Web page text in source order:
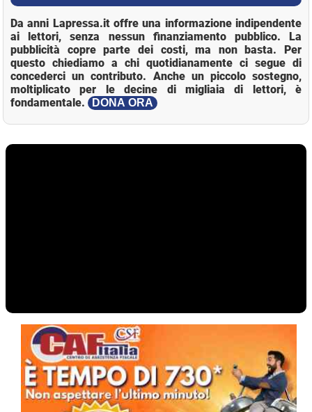
Da anni Lapressa.it offre una informazione indipendente
ai lettori, senza nessun finanziamento pubblico. La
pubblicità copre parte dei costi, ma non basta. Per
questo chiediamo a chi quotidianamente ci segue di
concederci un contributo. Anche un piccolo sostegno,
moltiplicato per le decine di migliaia di lettori, è
fondamentale.
DONA ORA